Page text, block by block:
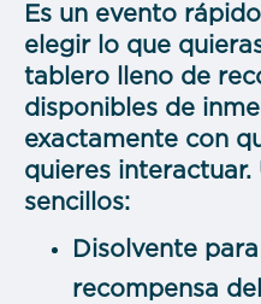
Es un evento
elegir lo que
tablero lleno de
disponibles de
exactamente con
quieres interactuar.
sencillos:
Disolvente
recompensa